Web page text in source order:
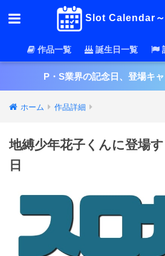
Slot Calendar～
作品一覧 誕生日一覧
P・S業界の記念日、登場キ
ホーム 作品詳細
地縛少年花子くんに登場
日